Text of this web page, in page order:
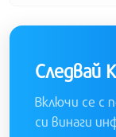
Следвай
Включи се с
си винаги